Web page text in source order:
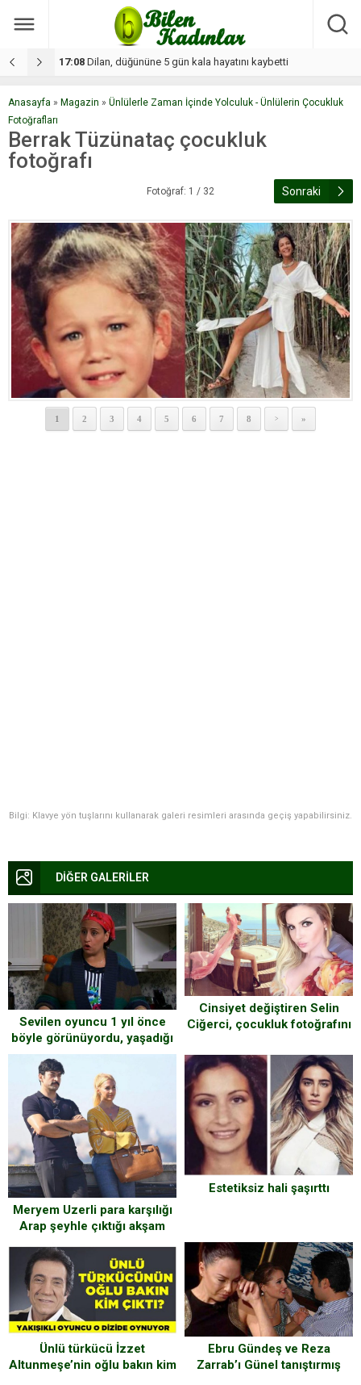
17:08 Dilan, düğününe 5 gün kala hayatını kaybetti
Anasayfa » Magazin » Ünlülerle Zaman İçinde Yolculuk - Ünlülerin Çocukluk
Fotoğrafları
Berrak Tüzünataç çocukluk
fotoğrafı
Fotoğraf: 1 / 32 Sonraki
1 2 3 4 5 6 7 8 > »
Bilgi: Klavye yön tuşlarını kullanarak galeri resimleri arasında geçiş yapabilirsiniz.
DİĞER GALERİLER
Sevilen oyuncu 1 yıl önce
böyle görünüyordu, yaşadığı
değişim sonrasında şimdi
onu görenler tanıyamıyor!
Cinsiyet değiştiren Selin
Ciğerci, çocukluk fotoğrafını
Meryem Uzerli para karşılığı
Arap şeyhle çıktığı akşam
Estetiksiz hali şaşırttı
Ünlü türkücü İzzet
Altunmeşe’nin oğlu bakın kim
Ebru Gündeş ve Reza
Zarrab’ı Günel tanıştırmış